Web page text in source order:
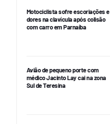
Motociclista sofre escoriações e
dores na clavícula após colisão
com carro em Parnaíba
Avião de pequeno porte com
médico Jacinto Lay cai na zona
Sul de Teresina